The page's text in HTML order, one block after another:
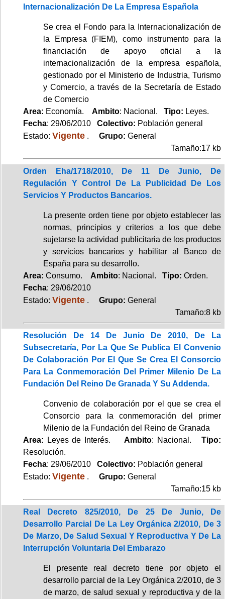
Internacionalización De La Empresa Española
Se crea el Fondo para la Internacionalización de
la Empresa (FIEM), como instrumento para la
financiación de apoyo oficial a la
internacionalización de la empresa española,
gestionado por el Ministerio de Industria, Turismo
y Comercio, a través de la Secretaría de Estado
de Comercio
Area: Economía. Ambito: Nacional. Tipo: Leyes.
Fecha: 29/06/2010 Colectivo: Población general
Estado: Vigente . Grupo: General
Tamaño:17 kb
Orden Eha/1718/2010, De 11 De Junio, De
Regulación Y Control De La Publicidad De Los
Servicios Y Productos Bancarios.
La presente orden tiene por objeto establecer las
normas, principios y criterios a los que debe
sujetarse la actividad publicitaria de los productos
y servicios bancarios y habilitar al Banco de
España para su desarrollo.
Area: Consumo. Ambito: Nacional. Tipo: Orden.
Fecha: 29/06/2010
Estado: Vigente . Grupo: General
Tamaño:8 kb
Resolución De 14 De Junio De 2010, De La
Subsecretaría, Por La Que Se Publica El Convenio
De Colaboración Por El Que Se Crea El Consorcio
Para La Conmemoración Del Primer Milenio De La
Fundación Del Reino De Granada Y Su Addenda.
Convenio de colaboración por el que se crea el
Consorcio para la conmemoración del primer
Milenio de la Fundación del Reino de Granada
Area: Leyes de Interés.Ambito: Nacional.Tipo:
Resolución.
Fecha: 29/06/2010 Colectivo: Población general
Estado: Vigente . Grupo: General
Tamaño:15 kb
Real Decreto 825/2010, De 25 De Junio, De
Desarrollo Parcial De La Ley Orgánica 2/2010, De 3
De Marzo, De Salud Sexual Y Reproductiva Y De La
Interrupción Voluntaria Del Embarazo
El presente real decreto tiene por objeto el
desarrollo parcial de la Ley Orgánica 2/2010, de 3
de marzo, de salud sexual y reproductiva y de la